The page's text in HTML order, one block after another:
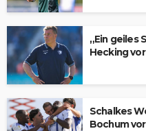
„Ein geiles
Hecking
Schalkes
Bochum